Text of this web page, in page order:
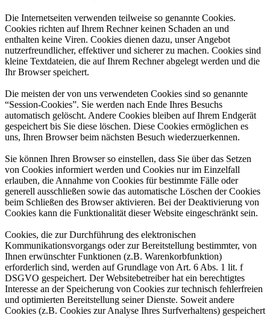
Die Internetseiten verwenden teilweise so genannte Cookies.
Cookies richten auf Ihrem Rechner keinen Schaden an und
enthalten keine Viren. Cookies dienen dazu, unser Angebot
nutzerfreundlicher, effektiver und sicherer zu machen. Cookies sind
kleine Textdateien, die auf Ihrem Rechner abgelegt werden und die
Ihr Browser speichert.
Die meisten der von uns verwendeten Cookies sind so genannte
“Session-Cookies”. Sie werden nach Ende Ihres Besuchs
automatisch gelöscht. Andere Cookies bleiben auf Ihrem Endgerät
gespeichert bis Sie diese löschen. Diese Cookies ermöglichen es
uns, Ihren Browser beim nächsten Besuch wiederzuerkennen.
Sie können Ihren Browser so einstellen, dass Sie über das Setzen
von Cookies informiert werden und Cookies nur im Einzelfall
erlauben, die Annahme von Cookies für bestimmte Fälle oder
generell ausschließen sowie das automatische Löschen der Cookies
beim Schließen des Browser aktivieren. Bei der Deaktivierung von
Cookies kann die Funktionalität dieser Website eingeschränkt sein.
Cookies, die zur Durchführung des elektronischen
Kommunikationsvorgangs oder zur Bereitstellung bestimmter, von
Ihnen erwünschter Funktionen (z.B. Warenkorbfunktion)
erforderlich sind, werden auf Grundlage von Art. 6 Abs. 1 lit. f
DSGVO gespeichert. Der Websitebetreiber hat ein berechtigtes
Interesse an der Speicherung von Cookies zur technisch fehlerfreien
und optimierten Bereitstellung seiner Dienste. Soweit andere
Cookies (z.B. Cookies zur Analyse Ihres Surfverhaltens) gespeichert